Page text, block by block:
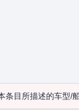
条目所描述的车型/